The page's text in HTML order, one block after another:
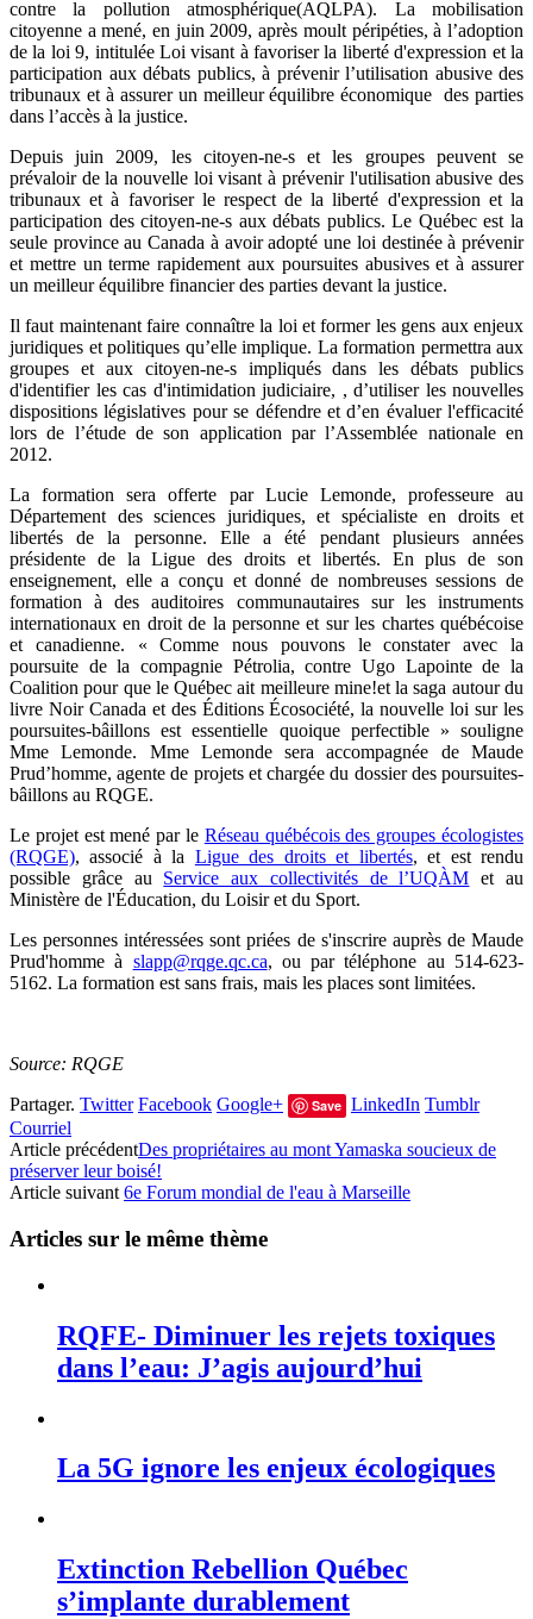
contre la pollution atmosphérique(AQLPA). La mobilisation
citoyenne a mené, en juin 2009, après moult péripéties, à l’adoption
de la loi 9, intitulée Loi visant à favoriser la liberté d'expression et la
participation aux débats publics, à prévenir l’utilisation abusive des
tribunaux et à assurer un meilleur équilibre économique des parties
dans l’accès à la justice.
Depuis juin 2009, les citoyen-ne-s et les groupes peuvent se
prévaloir de la nouvelle loi visant à prévenir l'utilisation abusive des
tribunaux et à favoriser le respect de la liberté d'expression et la
participation des citoyen-ne-s aux débats publics. Le Québec est la
seule province au Canada à avoir adopté une loi destinée à prévenir
et mettre un terme rapidement aux poursuites abusives et à assurer
un meilleur équilibre financier des parties devant la justice.
Il faut maintenant faire connaître la loi et former les gens aux enjeux
juridiques et politiques qu’elle implique. La formation permettra aux
groupes et aux citoyen-ne-s impliqués dans les débats publics
d'identifier les cas d'intimidation judiciaire, , d’utiliser les nouvelles
dispositions législatives pour se défendre et d’en évaluer l'efficacité
lors de l’étude de son application par l’Assemblée nationale en
2012.
La formation sera offerte par Lucie Lemonde, professeure au
Département des sciences juridiques, et spécialiste en droits et
libertés de la personne. Elle a été pendant plusieurs années
présidente de la Ligue des droits et libertés. En plus de son
enseignement, elle a conçu et donné de nombreuses sessions de
formation à des auditoires communautaires sur les instruments
internationaux en droit de la personne et sur les chartes québécoise
et canadienne. « Comme nous pouvons le constater avec la
poursuite de la compagnie Pétrolia, contre Ugo Lapointe de la
Coalition pour que le Québec ait meilleure mine!et la saga autour du
livre Noir Canada et des Éditions Écosociété, la nouvelle loi sur les
poursuites-bâillons est essentielle quoique perfectible » souligne
Mme Lemonde. Mme Lemonde sera accompagnée de Maude
Prud’homme, agente de projets et chargée du dossier des poursuites-
bâillons au RQGE.
Le projet est mené par le Réseau québécois des groupes écologistes
(RQGE), associé à la Ligue des droits et libertés, et est rendu
possible grâce au Service aux collectivités de l’UQÀM et au
Ministère de l'Éducation, du Loisir et du Sport.
Les personnes intéressées sont priées de s'inscrire auprès de Maude
Prud'homme à slapp@rqge.qc.ca, ou par téléphone au 514-623-
5162. La formation est sans frais, mais les places sont limitées.
Source: RQGE
Partager. Twitter Facebook Google+ Save LinkedIn Tumblr
Courriel
Article précédentDes propriétaires au mont Yamaska soucieux de
préserver leur boisé!
Article suivant 6e Forum mondial de l'eau à Marseille
Articles sur le même thème
RQFE- Diminuer les rejets toxiques
dans l’eau: J’agis aujourd’hui
La 5G ignore les enjeux écologiques
Extinction Rebellion Québec
s’implante durablement